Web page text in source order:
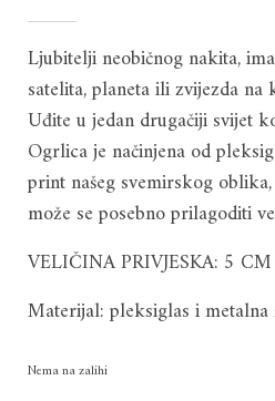
bila
je:
30.00 €.
je:
15.00
Ljubitelji neobičnog nakita,
satelita, planeta ili zvijezda
Uđite u jedan drugačiji svijet
Ogrlica je načinjena od
print našeg svemirskog
može se posebno prilagoditi
VELIČINA PRIVJESKA: 5 CM
Materijal: pleksiglas i metalna
Nema na zalihi